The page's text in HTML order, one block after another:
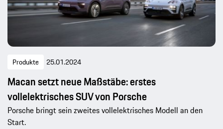
Produkte 25.01.2024
Macan setzt neue Maßstäbe: erstes
vollelektrisches SUV von Porsche
Porsche bringt sein zweites vollelektrisches Modell an den
Start.